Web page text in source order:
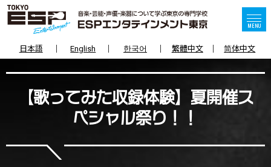
日本語 English 한국어 繁體中文 简体中文
【歌ってみた収録体験】夏開催ス
ペシャル祭り！！